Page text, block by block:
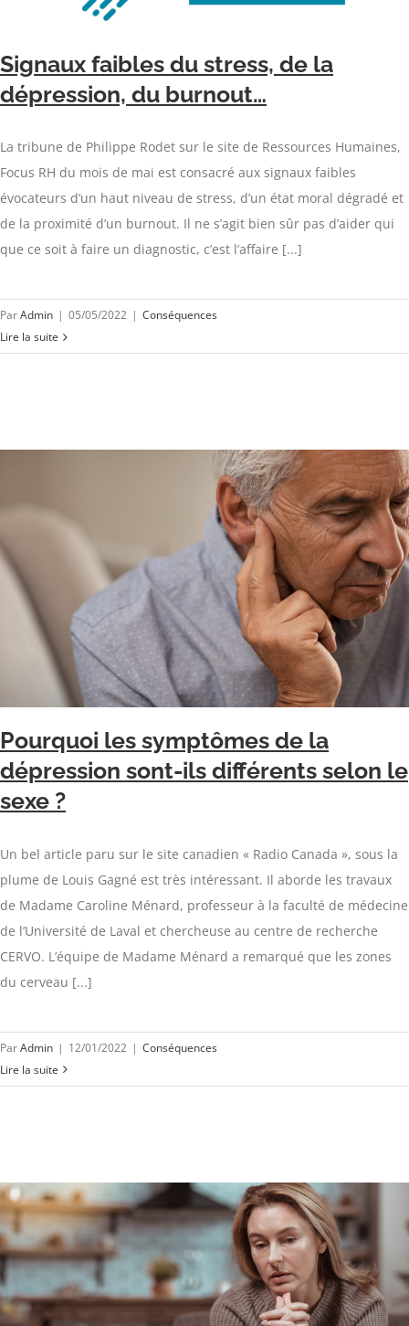
Signaux faibles du stress, de la
dépression, du burnout…
La tribune de Philippe Rodet sur le site de Ressources Humaines,
Focus RH du mois de mai est consacré aux signaux faibles
évocateurs d’un haut niveau de stress, d’un état moral dégradé et
de la proximité d’un burnout. Il ne s’agit bien sûr pas d’aider qui
que ce soit à faire un diagnostic, c’est l’affaire [...]
ParAdmin | 05/05/2022 | Conséquences
Lire la suite
Pourquoi les symptômes de la
dépression sont-ils différents selon le
sexe ?
Un bel article paru sur le site canadien « Radio Canada », sous la
plume de Louis Gagné est très intéressant. Il aborde les travaux
de Madame Caroline Ménard, professeur à la faculté de médecine
de l’Université de Laval et chercheuse au centre de recherche
CERVO. L’équipe de Madame Ménard a remarqué que les zones
du cerveau [...]
ParAdmin | 12/01/2022 | Conséquences
Lire la suite